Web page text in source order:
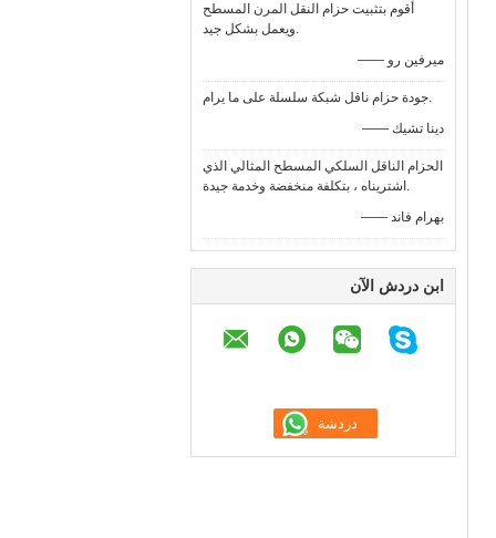
أقوم بتثبيت حزام النقل المرن المسطح
ويعمل بشكل جيد.
—— ميرفين رو
جودة حزام ناقل شبكة سلسلة على ما يرام.
—— دينا تشيك
الحزام الناقل السلكي المسطح المثالي الذي
اشتريناه ، بتكلفة منخفضة وخدمة جيدة.
—— بهرام فاند
ابن دردش الآن